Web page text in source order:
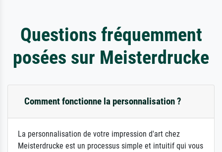
Questions fréquemment
posées sur Meisterdrucke
Comment fonctionne la personnalisation ?
La personnalisation de votre impression d'art chez
Meisterdrucke est un processus simple et intuitif qui vous